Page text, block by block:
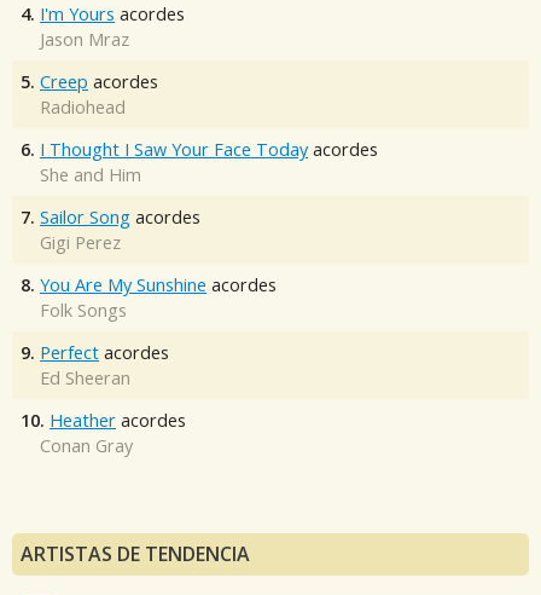
4. I'm Yours acordes
Jason Mraz
5. Creep acordes
Radiohead
6. I Thought I Saw Your Face Today acordes
She and Him
7. Sailor Song acordes
Gigi Perez
8. You Are My Sunshine acordes
Folk Songs
9. Perfect acordes
Ed Sheeran
10. Heather acordes
Conan Gray
ARTISTAS DE TENDENCIA